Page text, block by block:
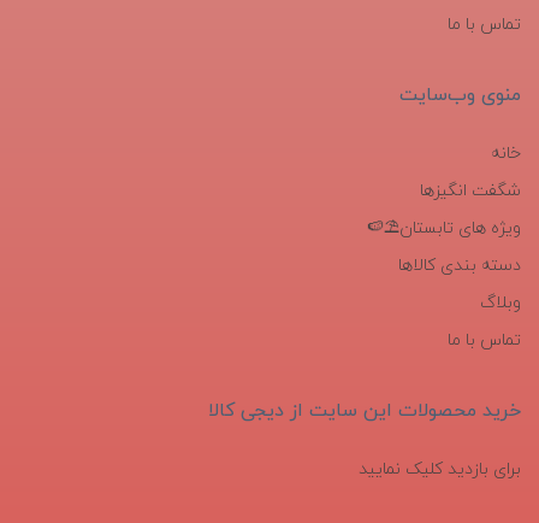
تماس با ما
منوی وب‌سایت
خانه
شگفت انگیزها
ویژه های تابستان⛱️🍉
دسته بندی کالاها
وبلاگ
تماس با ما
خرید محصولات این سایت از دیجی کالا
برای بازدید کلیک نمایید